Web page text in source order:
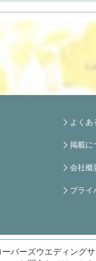
よくあ
掲載に
会社概
プライ
ーバーズウエディング